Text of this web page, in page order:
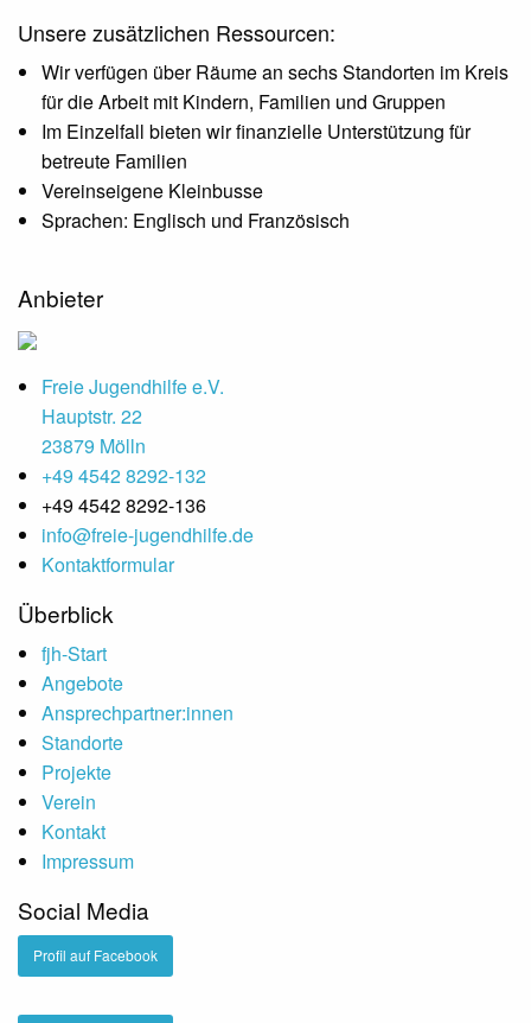
Unsere zusätzlichen Ressourcen:
Wir verfügen über Räume an sechs Standorten im Kreis
für die Arbeit mit Kindern, Familien und Gruppen
Im Einzelfall bieten wir finanzielle Unterstützung für
betreute Familien
Vereinseigene Kleinbusse
Sprachen: Englisch und Französisch
Anbieter
Freie Jugendhilfe e.V.
Hauptstr. 22
23879 Mölln
+49 4542 8292-132
+49 4542 8292-136
info@freie-jugendhilfe.de
Kontaktformular
Überblick
fjh-Start
Angebote
Ansprechpartner:innen
Standorte
Projekte
Verein
Kontakt
Impressum
Social Media
Profil auf Facebook